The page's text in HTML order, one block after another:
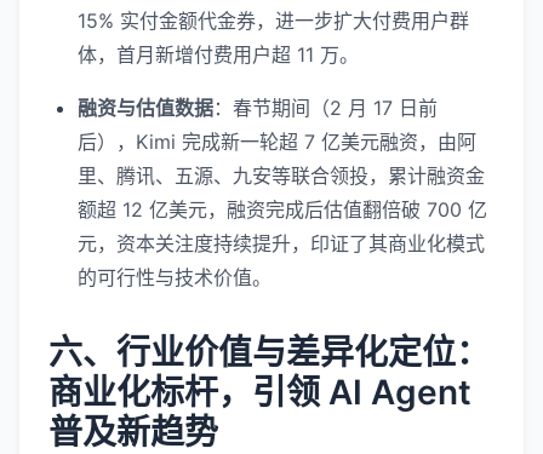
15% 实付金额代金券，进一步扩大付费用户群
体，首月新增付费用户超 11 万。
融资与估值数据：春节期间（2 月 17 日前
后），Kimi 完成新一轮超 7 亿美元融资，由阿
里、腾讯、五源、九安等联合领投，累计融资金
额超 12 亿美元，融资完成后估值翻倍破 700 亿
元，资本关注度持续提升，印证了其商业化模式
的可行性与技术价值。
六、行业价值与差异化定位：
商业化标杆，引领 AI Agent
普及新趋势